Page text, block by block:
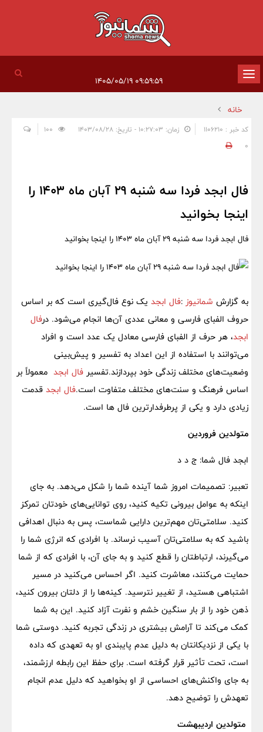
تغییر
وضعیت
ناوبری
خانه
کد خبر : 1106210 زمان: ۱۰:۲۷:۰۳ - تاریخ: ۱۴۰۳/۰۸/۲۸
0
فال ابجد فردا سه شنبه 29 آبان ماه 1403 را
اینجا بخوانید
فال ابجد فردا سه شنبه 29 آبان ماه 1403 را اینجا بخوانید
به گزارش شمانیوز :فال ابجد یک نوع فال‌گیری است که بر اساس
حروف الفبای فارسی و معانی عددی آن‌ها انجام می‌شود. درفال
ابجد، هر حرف از الفبای فارسی معادل یک عدد است و افراد
می‌توانند با استفاده از این اعداد به تفسیر و پیش‌بینی
وضعیت‌های مختلف زندگی خود بپردازند.تفسیر فال ابجد معمولاً بر
اساس فرهنگ و سنت‌های مختلف متفاوت است.فال ابجد قدمت
زیادی دارد و یکی از پرطرفدارترین فال ها است.
متولدین فروردین
ابجد فال شما: ج د د
تعبیر: تصمیمات امروز شما آینده شما را شکل می‌دهد. به جای
اینکه به عوامل بیرونی تکیه کنید، روی توانایی‌های خودتان تمرکز
کنید. سلامتی‌تان مهم‌ترین دارایی شماست، پس به دنبال اهدافی
باشید که به سلامتی‌تان آسیب نرساند. با افرادی که انرژی شما را
می‌گیرند، ارتباطتان را قطع کنید و به جای آن، با افرادی که از شما
حمایت می‌کنند، معاشرت کنید. اگر احساس می‌کنید در مسیر
اشتباهی هستید، از تغییر نترسید. کینه‌ها را از دلتان بیرون کنید،
ذهن خود را از بار سنگین خشم و نفرت آزاد کنید. این به شما
کمک می‌کند تا آرامش بیشتری در زندگی تجربه کنید. دوستی شما
با یکی از نزدیکانتان به دلیل عدم پایبندی او به تعهدی که داده
است، تحت تأثیر قرار گرفته است. برای حفظ این رابطه ارزشمند،
به جای واکنش‌های احساسی از او بخواهید که دلیل عدم انجام
تعهدش را توضیح دهد.
متولدین اردیبهشت